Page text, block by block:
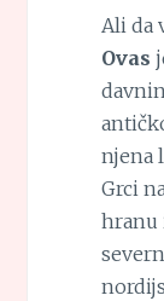
Ali da
Ovas
njena
Grci
hranu